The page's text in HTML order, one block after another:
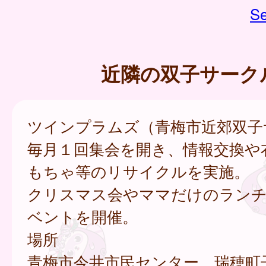
近隣の双子サーク
ツインプラムズ（青梅市近郊双
毎月１回集会を開き、情報交換
もちゃ等のリサイクルを実施。
クリスマス会やママだけのラン
ベントを開催。
場所
青梅市今井市民センター、瑞穂